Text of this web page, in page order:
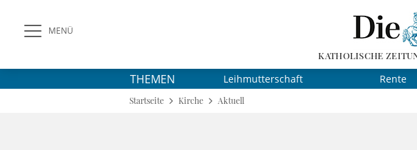
MENÜ
KATHOLISCHE
THEMEN Leihmutterschaft Rente
Startseite Kirche Aktuell